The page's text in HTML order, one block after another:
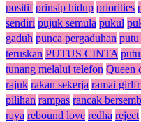
positif prinsip hidup priorities
sendiri pujuk semula pukul
gaduh punca pergaduhan putu
teruskan PUTUS CINTA
tunang melalui telefon Queen
rajuk rakan sekerja ramai
pilihan rampas rancak
raya rebound love redha reject